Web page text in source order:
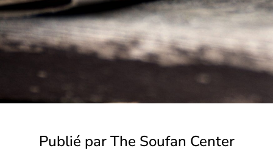
Publié par The Soufan Center